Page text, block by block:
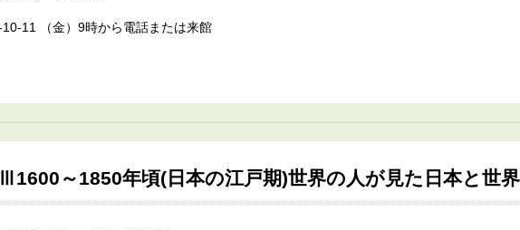
11 （金）9時から電話または来館
～1850年頃(日本の江戸期)世界の人が見た日本と世